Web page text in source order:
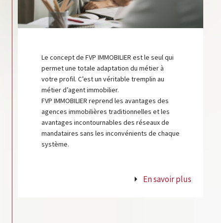
Le concept de FVP IMMOBILIER est le seul qui
permet une totale adaptation du métier à
votre profil. C’est un véritable tremplin au
métier d’agent immobilier.
FVP IMMOBILIER reprend les avantages des
agences immobilières traditionnelles et les
avantages incontournables des réseaux de
mandataires sans les inconvénients de chaque
système.
En savoir plus